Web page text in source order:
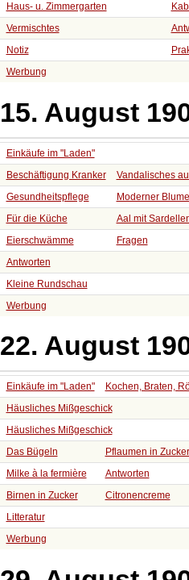
Haus- u. Zimmergarten
Vermischtes
Notiz
Werbung
15. August
Einkäufe im "Laden"
Beschäftigung Kranker
Vandalisches
Gesundheitspflege
Moderner
Für die Küche
Aal mit
Eierschwämme
Fragen
Antworten
Kleine Rundschau
Werbung
22. August
Einkäufe im "Laden"
Kochen, Braten,
Häusliches Mißgeschick
Häusliches Mißgeschick
Das Bügeln
Pflaumen in Zucker
Milke à la fermière
Antworten
Birnen in Zucker
Citronencreme
Litteratur
Werbung